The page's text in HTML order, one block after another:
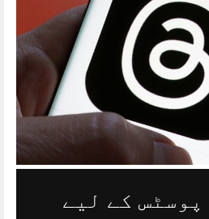
پوسٹس کے لیے